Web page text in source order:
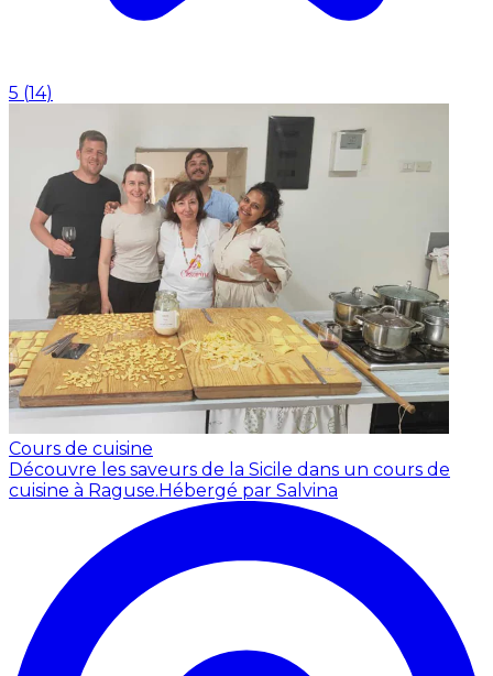
5 (14)
Cours de cuisine
Découvre les saveurs de la Sicile dans un cours de
cuisine à Raguse. Hébergé par Salvina